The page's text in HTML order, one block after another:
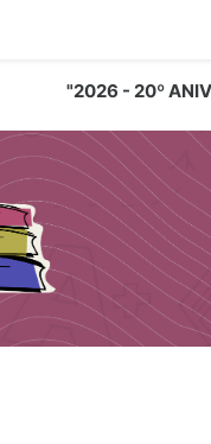
"2026 - 20º